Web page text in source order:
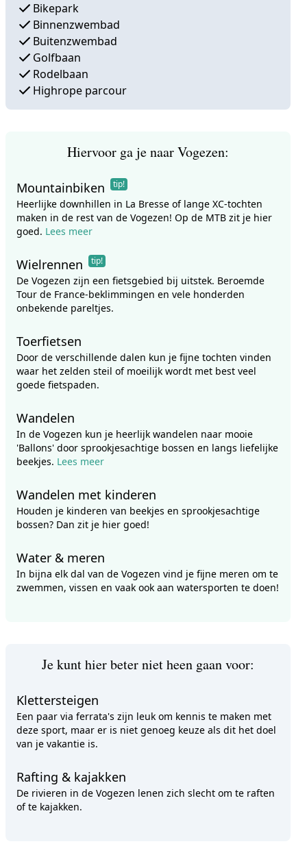
Bikepark
Binnenzwembad
Buitenzwembad
Golfbaan
Rodelbaan
Highrope parcour
Hiervoor ga je naar Vogezen:
Mountainbiken tip!
Heerlijke downhillen in La Bresse of lange XC-tochten
maken in de rest van de Vogezen! Op de MTB zit je hier
goed. Lees meer
Wielrennen tip!
De Vogezen zijn een fietsgebied bij uitstek. Beroemde
Tour de France-beklimmingen en vele honderden
onbekende pareltjes.
Toerfietsen
Door de verschillende dalen kun je fijne tochten vinden
waar het zelden steil of moeilijk wordt met best veel
goede fietspaden.
Wandelen
In de Vogezen kun je heerlijk wandelen naar mooie
'Ballons' door sprookjesachtige bossen en langs liefelijke
beekjes. Lees meer
Wandelen met kinderen
Houden je kinderen van beekjes en sprookjesachtige
bossen? Dan zit je hier goed!
Water & meren
In bijna elk dal van de Vogezen vind je fijne meren om te
zwemmen, vissen en vaak ook aan watersporten te doen!
Je kunt hier beter niet heen gaan voor:
Klettersteigen
Een paar via ferrata's zijn leuk om kennis te maken met
deze sport, maar er is niet genoeg keuze als dit het doel
van je vakantie is.
Rafting & kajakken
De rivieren in de Vogezen lenen zich slecht om te raften
of te kajakken.